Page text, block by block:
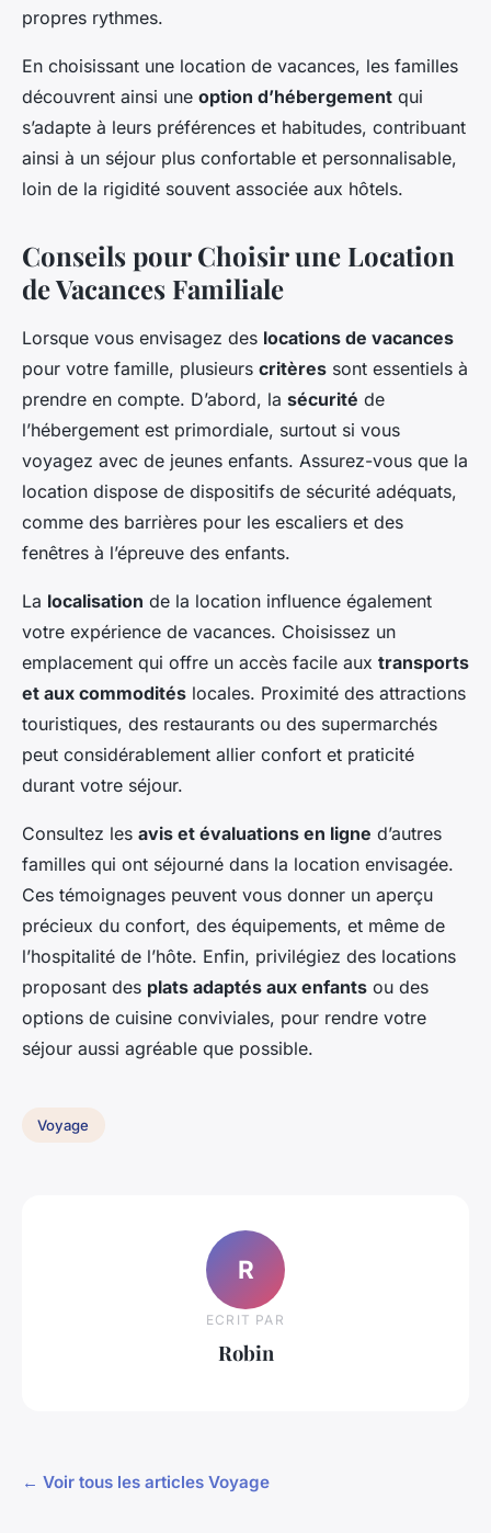
propres rythmes.
En choisissant une location de vacances, les familles
découvrent ainsi une option d’hébergement qui
s’adapte à leurs préférences et habitudes, contribuant
ainsi à un séjour plus confortable et personnalisable,
loin de la rigidité souvent associée aux hôtels.
Conseils pour Choisir une Location
de Vacances Familiale
Lorsque vous envisagez des locations de vacances
pour votre famille, plusieurs critères sont essentiels à
prendre en compte. D’abord, la sécurité de
l’hébergement est primordiale, surtout si vous
voyagez avec de jeunes enfants. Assurez-vous que la
location dispose de dispositifs de sécurité adéquats,
comme des barrières pour les escaliers et des
fenêtres à l’épreuve des enfants.
La localisation de la location influence également
votre expérience de vacances. Choisissez un
emplacement qui offre un accès facile aux transports
et aux commodités locales. Proximité des attractions
touristiques, des restaurants ou des supermarchés
peut considérablement allier confort et praticité
durant votre séjour.
Consultez les avis et évaluations en ligne d’autres
familles qui ont séjourné dans la location envisagée.
Ces témoignages peuvent vous donner un aperçu
précieux du confort, des équipements, et même de
l’hospitalité de l’hôte. Enfin, privilégiez des locations
proposant des plats adaptés aux enfants ou des
options de cuisine conviviales, pour rendre votre
séjour aussi agréable que possible.
Voyage
R
ECRIT PAR
Robin
← Voir tous les articles Voyage